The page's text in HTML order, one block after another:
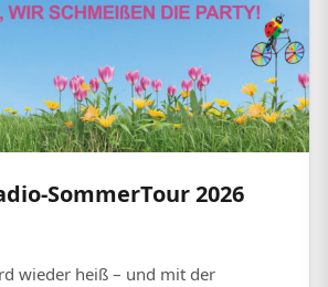
SommerTour 2026
wieder heiß – und mit der